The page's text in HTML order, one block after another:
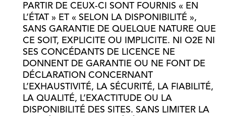
PARTIR DE CEUX-CI SONT FOURNIS « EN
L’ÉTAT » ET « SELON LA DISPONIBILITÉ »,
SANS GARANTIE DE QUELQUE NATURE QUE
CE SOIT, EXPLICITE OU IMPLICITE. NI O2E NI
SES CONCÉDANTS DE LICENCE NE
DONNENT DE GARANTIE OU NE FONT DE
DÉCLARATION CONCERNANT
L’EXHAUSTIVITÉ, LA SÉCURITÉ, LA FIABILITÉ,
LA QUALITÉ, L’EXACTITUDE OU LA
DISPONIBILITÉ DES SITES. SANS LIMITER LA